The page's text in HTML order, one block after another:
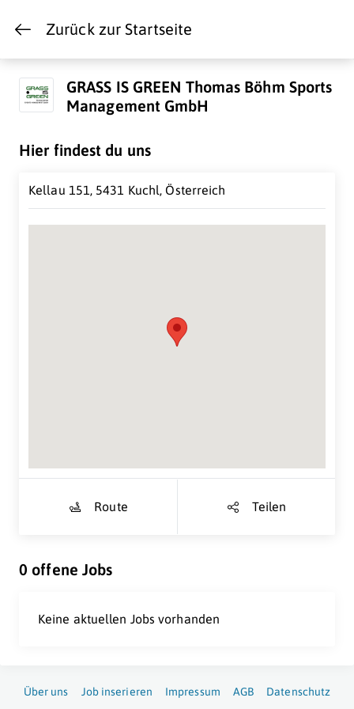
Zurück zur Startseite
GRASS IS GREEN Thomas Böhm Sports
Management GmbH
Hier findest du uns
Kellau 151, 5431 Kuchl, Österreich
Route Teilen
0 offene Jobs
Keine aktuellen Jobs vorhanden
Über uns Job inserieren Impressum AGB Datenschutz